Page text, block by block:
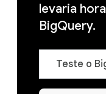
levaria
BigQuery.
Teste o